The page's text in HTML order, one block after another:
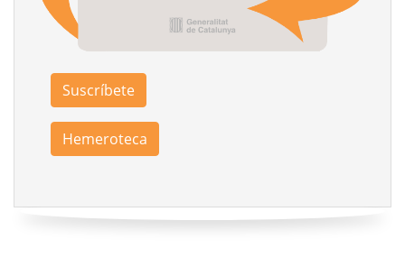
Suscríbete
Hemeroteca